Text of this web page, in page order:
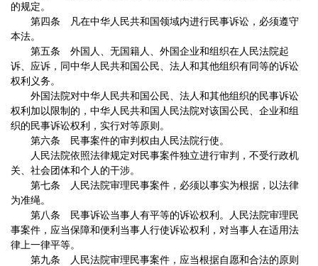
的规定。
第四条 凡在中华人民共和国领域内进行民事诉讼，必须遵守
本法。
第五条 外国人、无国籍人、外国企业和组织在人民法院起
诉、应诉，同中华人民共和国公民、法人和其他组织有同等的诉讼
权利义务。
外国法院对中华人民共和国公民、法人和其他组织的民事诉讼
权利加以限制的，中华人民共和国人民法院对该国公民、企业和组
织的民事诉讼权利，实行对等原则。
第六条 民事案件的审判权由人民法院行使。
人民法院依照法律规定对民事案件独立进行审判，不受行政机
关、社会团体和个人的干涉。
第七条 人民法院审理民事案件，必须以事实为根据，以法律
为准绳。
第八条 民事诉讼当事人有平等的诉讼权利。人民法院审理民
事案件，应当保障和便利当事人行使诉讼权利，对当事人在适用法
律上一律平等。
第九条 人民法院审理民事案件，应当根据自愿和合法的原则